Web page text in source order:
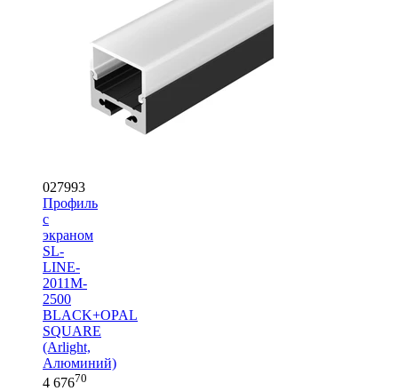
027993
Профиль
с
экраном
SL-
LINE-
2011M-
2500
BLACK+OPAL
SQUARE
(Arlight,
Алюминий)
4 67670